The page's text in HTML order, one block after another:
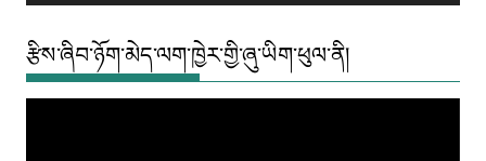
རྩིས་ཞིབ་ཉོག་མེད་ལག་ཁྱེར་གྱི་ཞུ་ཡིག་ཕུལ་ནི།